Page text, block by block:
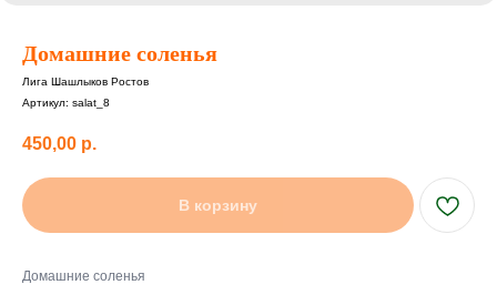
Домашние соленья
Лига Шашлыков Ростов
Артикул: salat_8
450,00 р.
В корзину
Домашние соленья